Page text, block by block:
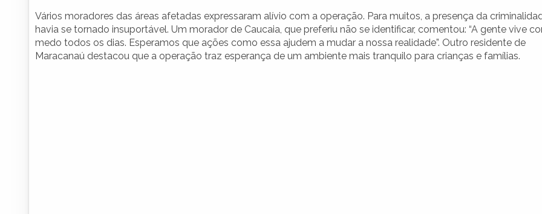
Vários moradores das áreas afetadas expressaram alívio com a operação. Para muitos, a presença da
havia se tornado insuportável. Um morador de Caucaia, que preferiu não se identificar, comentou: “A gente vive
medo todos os dias. Esperamos que ações como essa ajudem a mudar a nossa realidade”. Outro residente de
Maracanaú destacou que a operação traz esperança de um ambiente mais tranquilo para crianças e famílias.